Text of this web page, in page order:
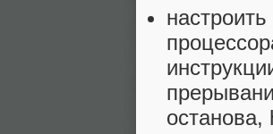
останова,